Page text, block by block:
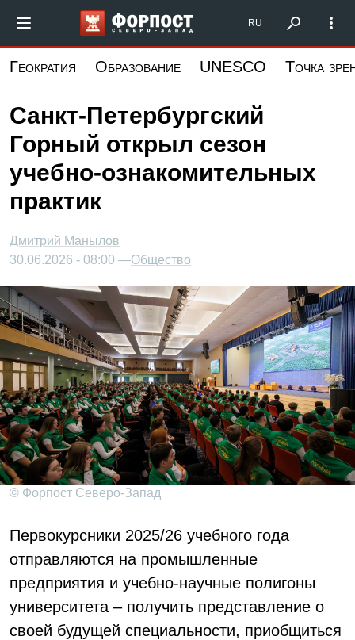
основному
Форпост Северо-Запад
RU
Геократия Образование UNESCO Точка
Санкт-Петербургский
Горный открыл сезон
учебно-ознакомительных
практик
Дмитрий Манылов
30.06.2026 - 08:00 —Общество
© Форпост Северо-Запад
Первокурсники 2025/26 учебного года
отправляются на промышленные
предприятия и учебно-научные полигоны
университета – получить представление о
своей будущей специальности, приобщиться